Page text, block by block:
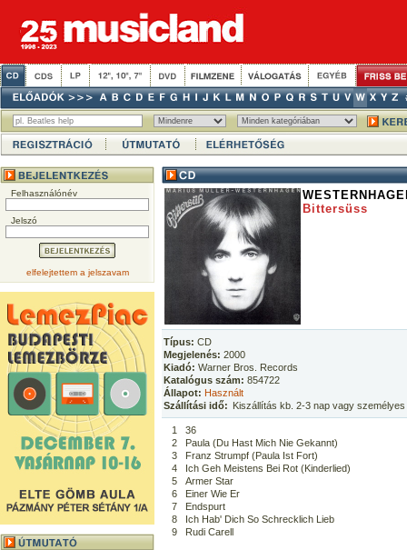
Felhasználónév
Jelszó
elfelejtettem a jelszavam
Bittersüss
Típus: CD
Megjelenés: 2000
Kiadó: Warner Bros. Records
Katalógus szám: 854722
Állapot: Használt
Szállítási idő: Kiszállítás kb. 2-3 nap vagy
1
36
2
Paula (Du Hast Mich Nie Gekannt)
3
Franz Strumpf (Paula Ist Fort)
4
Ich Geh Meistens Bei Rot (Kinderlied)
5
Armer Star
6
Einer Wie Er
7
Endspurt
8
Ich Hab' Dich So Schrecklich Lieb
9
Rudi Carell